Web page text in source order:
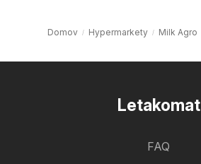
Domov Hypermarkety Milk Agro
Letakomat
FAQ